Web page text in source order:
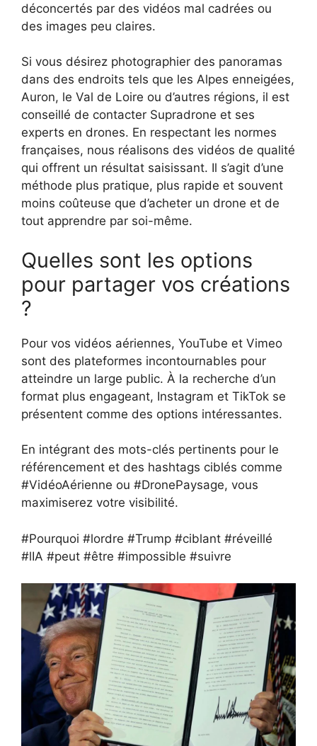
déconcertés par des vidéos mal cadrées ou
des images peu claires.
Si vous désirez photographier des panoramas
dans des endroits tels que les Alpes enneigées,
Auron, le Val de Loire ou d’autres régions, il est
conseillé de contacter Supradrone et ses
experts en drones. En respectant les normes
françaises, nous réalisons des vidéos de qualité
qui offrent un résultat saisissant. Il s’agit d’une
méthode plus pratique, plus rapide et souvent
moins coûteuse que d’acheter un drone et de
tout apprendre par soi-même.
Quelles sont les options
pour partager vos créations
?
Pour vos vidéos aériennes, YouTube et Vimeo
sont des plateformes incontournables pour
atteindre un large public. À la recherche d’un
format plus engageant, Instagram et TikTok se
présentent comme des options intéressantes.
En intégrant des mots-clés pertinents pour le
référencement et des hashtags ciblés comme
#VidéoAérienne ou #DronePaysage, vous
maximiserez votre visibilité.
#Pourquoi #lordre #Trump #ciblant #réveillé
#lIA #peut #être #impossible #suivre